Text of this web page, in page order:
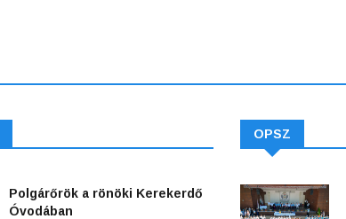
Polgárőrök a rönöki Kerekerdő
Óvodában
OPSZ